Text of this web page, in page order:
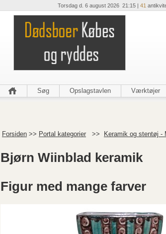
Torsdag d. 6 august 2026 21:15 | 41
Søg Opslagstavlen Værktøjer
Forsiden >> Portal kategorier >> Keramik og stentøj -
Bjørn Wiinblad keramik
Figur med mange farver